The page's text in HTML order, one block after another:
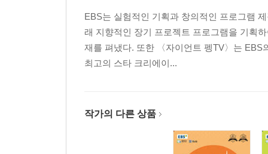
실전 모의고사 4회
실전 모의고사 5회
02 지구의 역장
EBS는 실험적인 기획과 창의적인 프로그램
래 지향적인 장기 프로젝트 프로그램을 기획
재를 펴냈다. 또한 〈자이언트 펭TV〉는
최고의 스타 크리에이...
작가의 다른 상품